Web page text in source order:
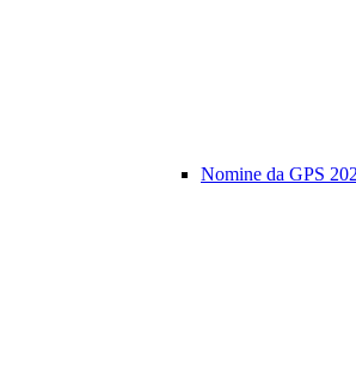
Nomine da GPS